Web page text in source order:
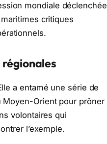
mondiale déclenchée
maritimes critiques
a entamé une série de
Moyen-Orient pour prôner
volontaires qui
l’exemple.